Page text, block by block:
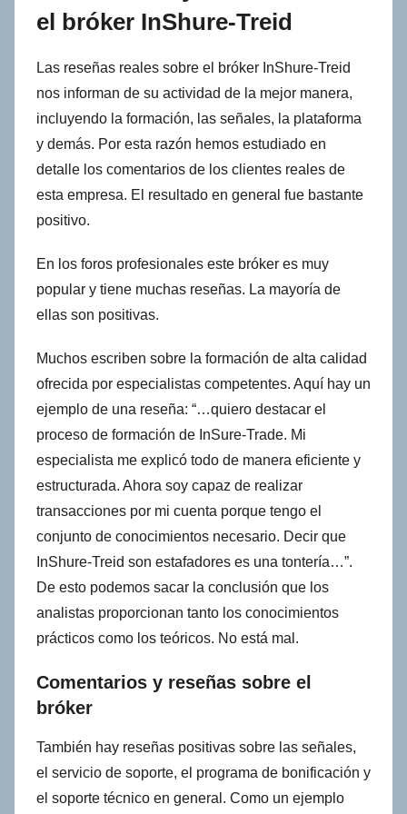
el bróker InShure-Treid
Las reseñas reales sobre el bróker InShure-Treid
nos informan de su actividad de la mejor manera,
incluyendo la formación, las señales, la plataforma
y demás. Por esta razón hemos estudiado en
detalle los comentarios de los clientes reales de
esta empresa. El resultado en general fue bastante
positivo.
En los foros profesionales este bróker es muy
popular y tiene muchas reseñas. La mayoría de
ellas son positivas.
Muchos escriben sobre la formación de alta calidad
ofrecida por especialistas competentes. Aquí hay un
ejemplo de una reseña: “…quiero destacar el
proceso de formación de InSure-Trade. Mi
especialista me explicó todo de manera eficiente y
estructurada. Ahora soy capaz de realizar
transacciones por mi cuenta porque tengo el
conjunto de conocimientos necesario. Decir que
InShure-Treid son estafadores es una tontería…”.
De esto podemos sacar la conclusión que los
analistas proporcionan tanto los conocimientos
prácticos como los teóricos. No está mal.
Сomentarios y reseñas sobre el
bróker
También hay reseñas positivas sobre las señales,
el servicio de soporte, el programa de bonificación y
el soporte técnico en general. Como un ejemplo